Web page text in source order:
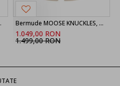
Bermude MOOSE KNUCKLES, Dalon Short
1.049,00 RON
1.499,00 RON